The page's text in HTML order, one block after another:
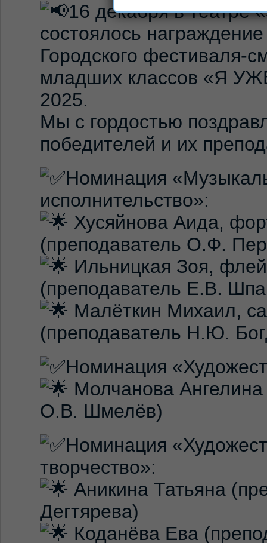
16 декабря в театре
состоялось
Городского фестиваля-
младших классов «Я
2025.
Мы с гордостью
победителей и их
Номинация
исполнительство»:
Хусяйнова Аида,
(преподаватель О.Ф.
Ильницкая Зоя,
(преподаватель Е.В.
Малёткин Михаил,
(преподаватель Н.Ю.
Номинация
Молчанова
О.В. Шмелёв)
Номинация
творчество»:
Аникина Татьяна
Дегтярева)
Коданёва Ева